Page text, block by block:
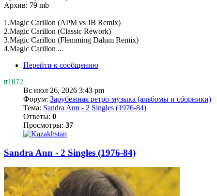
Архив: 79 mb
1.Magic Carillon (APM vs JB Remix)
2.Magic Carillon (Classic Rework)
3.Magic Carillon (Flemming Dalum Remix)
4.Magic Carillon ...
Перейти к сообщению
tt1072
Вс июл 26, 2026 3:43 pm
Форум: Зарубежная ретро-музыка (альбомы и сборники)
Тема: Sandra Ann - 2 Singles (1976-84)
Ответы: 0
Просмотры: 37
Sandra Ann - 2 Singles (1976-84)